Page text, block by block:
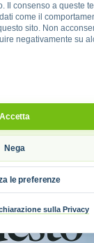
Il consenso a queste
come il
sito. Non
negativamente su
Accetta
Nega
le preferenze
sulla Privacy
dintorni di